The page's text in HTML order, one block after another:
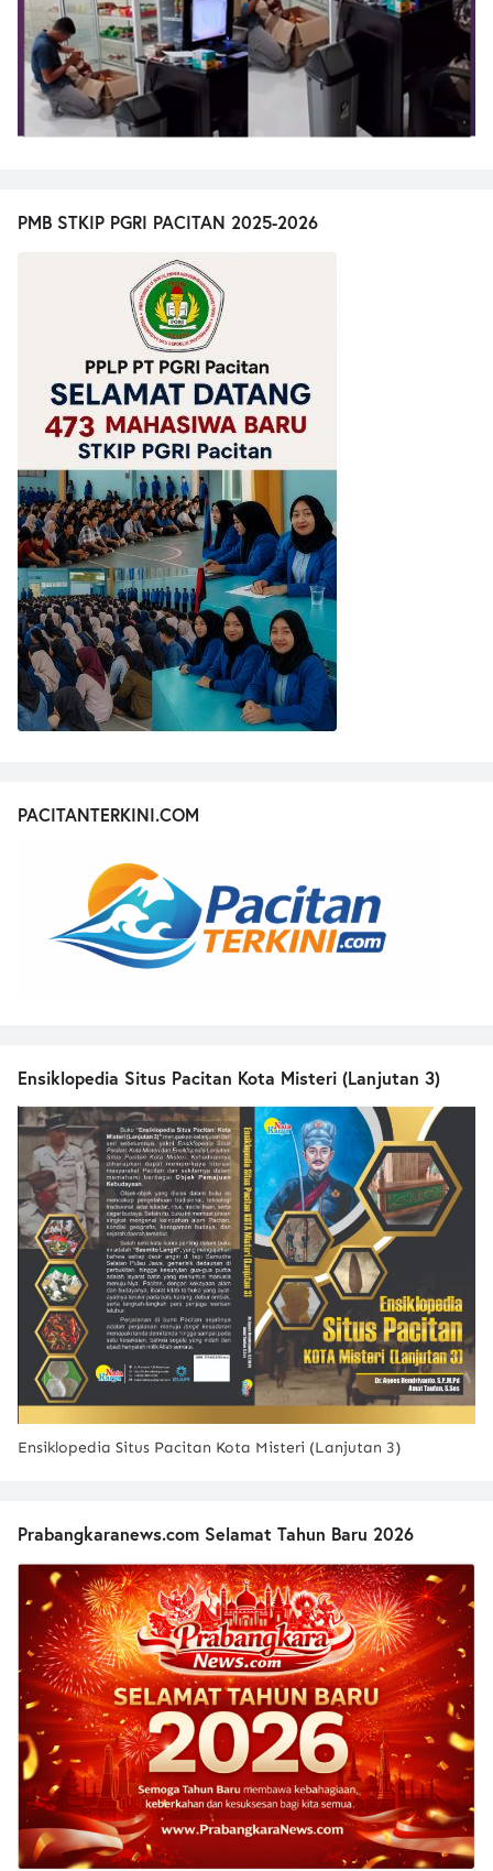
PMB STKIP PGRI PACITAN 2025-2026
PACITANTERKINI.COM
Ensiklopedia Situs Pacitan Kota Misteri (Lanjutan 3)
Ensiklopedia Situs Pacitan Kota Misteri (Lanjutan 3)
Prabangkaranews.com Selamat Tahun Baru 2026